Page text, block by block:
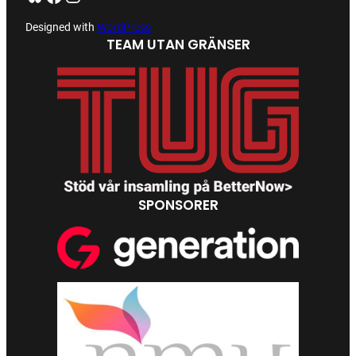
Designed with WordPress
TEAM UTAN GRÄNSER
SPONSORER